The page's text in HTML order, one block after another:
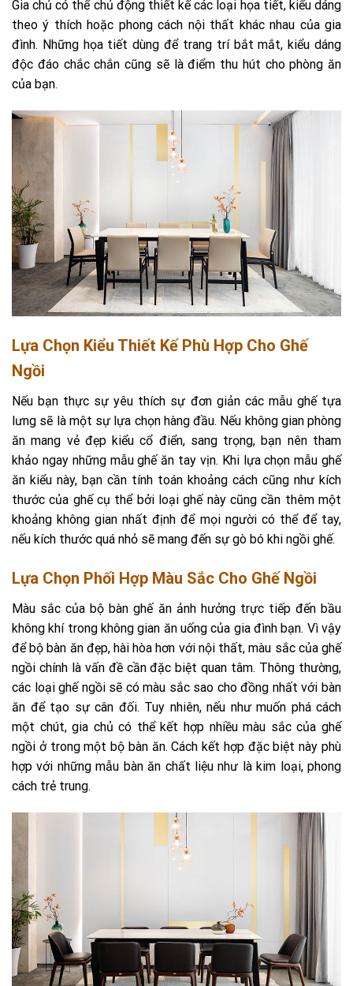
Gia chủ có thể chủ động thiết kế các loại họa tiết, kiểu dáng
theo ý thích hoặc phong cách nội thất khác nhau của gia
đình. Những họa tiết dùng để trang trí bắt mắt, kiểu dáng
độc đáo chắc chắn cũng sẽ là điểm thu hút cho phòng ăn
của bạn.
Lựa Chọn Kiểu Thiết Kế Phù Hợp Cho Ghế
Ngồi
Nếu bạn thực sự yêu thích sự đơn giản các mẫu ghế tựa
lưng sẽ là một sự lựa chọn hàng đầu. Nếu không gian phòng
ăn mang vẻ đẹp kiểu cổ điển, sang trọng, bạn nên tham
khảo ngay những mẫu ghế ăn tay vịn. Khi lựa chọn mẫu ghế
ăn kiểu này, bạn cần tính toán khoảng cách cũng như kích
thước của ghế cụ thể bởi loại ghế này cũng cần thêm một
khoảng không gian nhất định để mọi người có thể để tay,
nếu kích thước quá nhỏ sẽ mang đến sự gò bó khi ngồi ghế.
Lựa Chọn Phối Hợp Màu Sắc Cho Ghế Ngồi
Màu sắc của bộ bàn ghế ăn ảnh hưởng trực tiếp đến bầu
không khí trong không gian ăn uống của gia đình bạn. Vì vậy
để bộ bàn ăn đẹp, hài hòa hơn với nội thất, màu sắc của ghế
ngồi chính là vấn đề cần đặc biệt quan tâm. Thông thường,
các loại ghế ngồi sẽ có màu sắc sao cho đồng nhất với bàn
ăn để tạo sự cân đối. Tuy nhiên, nếu như muốn phá cách
một chút, gia chủ có thể kết hợp nhiều màu sắc của ghế
ngồi ở trong một bộ bàn ăn. Cách kết hợp đặc biệt này phù
hợp với những mẫu bàn ăn chất liệu như là kim loại, phong
cách trẻ trung.